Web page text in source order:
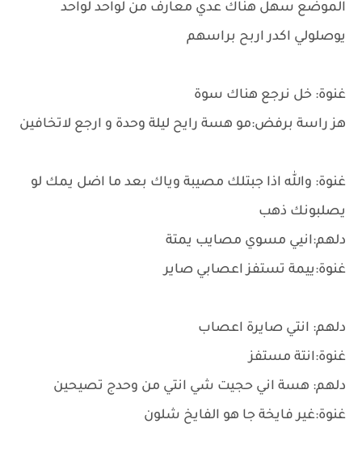
الموضع سهل هناك عدي معارف من لواحد لواحد
يوصلولي اكدر اربح براسهم
غنوة: خل نرجع هناك سوة
هز راسة برفض:مو هسة رايح ليلة وحدة و ارجع لاتخافين
غنوة: والله اذا جبتلك مصيبة وياك بعد ما اضل يمك لو
يصلبونك ذهب
دلهم:انيي مسوي مصايب يمتة
غنوة:ييمة تستفز اعصابي صاير
دلهم: انتي صايرة اعصاب
غنوة:انتة مستفز
دلهم: هسة اني حجيت شي انتي من وحدج تصيحين
غنوة:غير فايخة جا هو الفايخ شلون